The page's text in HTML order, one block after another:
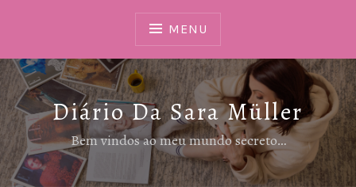
MENU
Diário Da Sara Müller
Bem vindos ao meu mundo secreto…